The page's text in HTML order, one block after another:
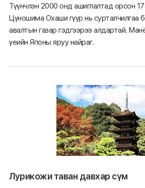
Түүнчлэн 2000 онд ашиглалтад орсон
Цүношима Охаши гүүр нь сурталчилгаа
авалтын газар гэдгээрээ алдартай.
үеийн Японы яруу найраг.
Лурикожи таван давхар сүм